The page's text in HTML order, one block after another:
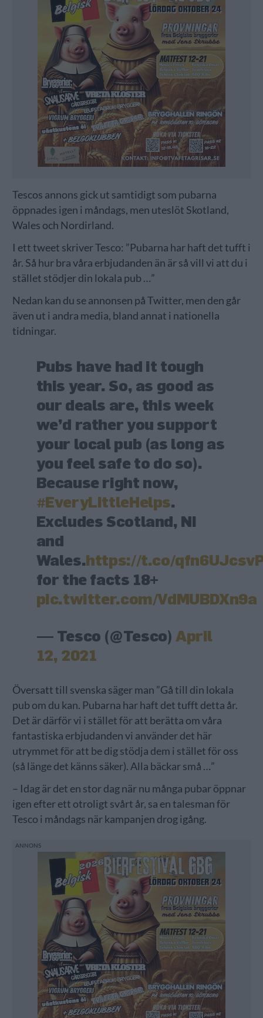
Tescos annons gick ut samtidigt som pubarna
öppnades igen i måndags, men uteslöt Skotland,
Wales och Nordirland.
I ett tweet skriver Tesco: ”Pubarna har haft det tufft i
år. Så hur bra våra erbjudanden än är så vill vi att du i
stället stödjer din lokala pub …”
Nedan kan du se annonsen på Twitter, men den går
även ut i andra media, bland annat i nationella
tidningar.
Pubs have had it tough
this year. So, as good as
our deals are, this week
we’d rather you support
your local pub (as long as
you feel safe to do so).
Because right now,
#EveryLittleHelps.
Excludes Scotland, NI
and
Wales.https://t.co/
for the facts 18+
pic.twitter.com/VdMUBDXn9a
— Tesco (@Tesco) April
12, 2021
Översatt till svenska säger man ”Gå till din lokala
pub om du kan. Pubarna har haft det tufft detta år.
Det är därför vi i stället för att berätta om våra
fantastiska erbjudanden vi använder det här
utrymmet för att be dig stödja dem i stället för oss
(så länge det känns säker). Alla bäckar små …”
– Idag är det en stor dag när nu många pubar öppnar
igen efter ett otroligt svårt år, sa en talesman för
Tesco i måndags när kampanjen drog igång.